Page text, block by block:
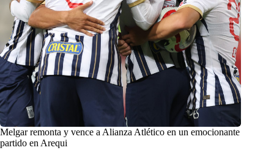
Melgar remonta y vence a Alianza Atlético en un emocionante
partido en Arequi